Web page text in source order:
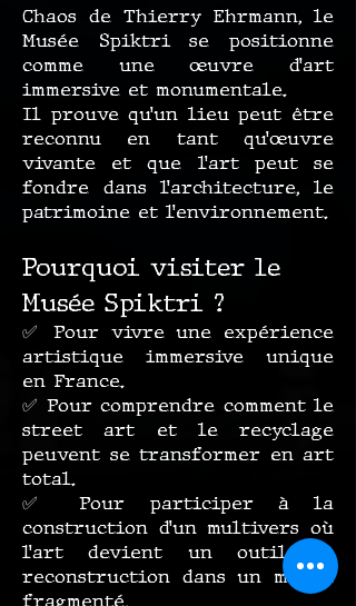
Chaos de Thierry Ehrmann, le
Musée Spiktri se positionne
comme une œuvre d’art
immersive et monumentale.
Il prouve qu’un lieu peut être
reconnu en tant qu’œuvre
vivante et que l’art peut se
fondre dans l’architecture, le
patrimoine et l’environnement.
Pourquoi visiter le
Musée Spiktri ?
✅ Pour vivre une expérience
artistique immersive unique
en France.
✅ Pour comprendre comment le
street art et le recyclage
peuvent se transformer en art
total.
✅ Pour participer à la
construction d’un multivers où
l’art devient un outil de
reconstruction dans un monde
fragmenté.